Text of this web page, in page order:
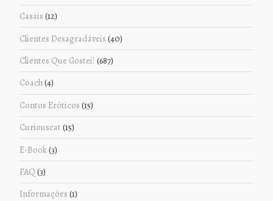
Casais (12)
Clientes Desagradáveis (40)
Clientes Que Gostei! (687)
Coach(4)
Contos Eróticos (15)
Curiouscat (15)
E-Book(3)
FAQ (3)
Informações (1)